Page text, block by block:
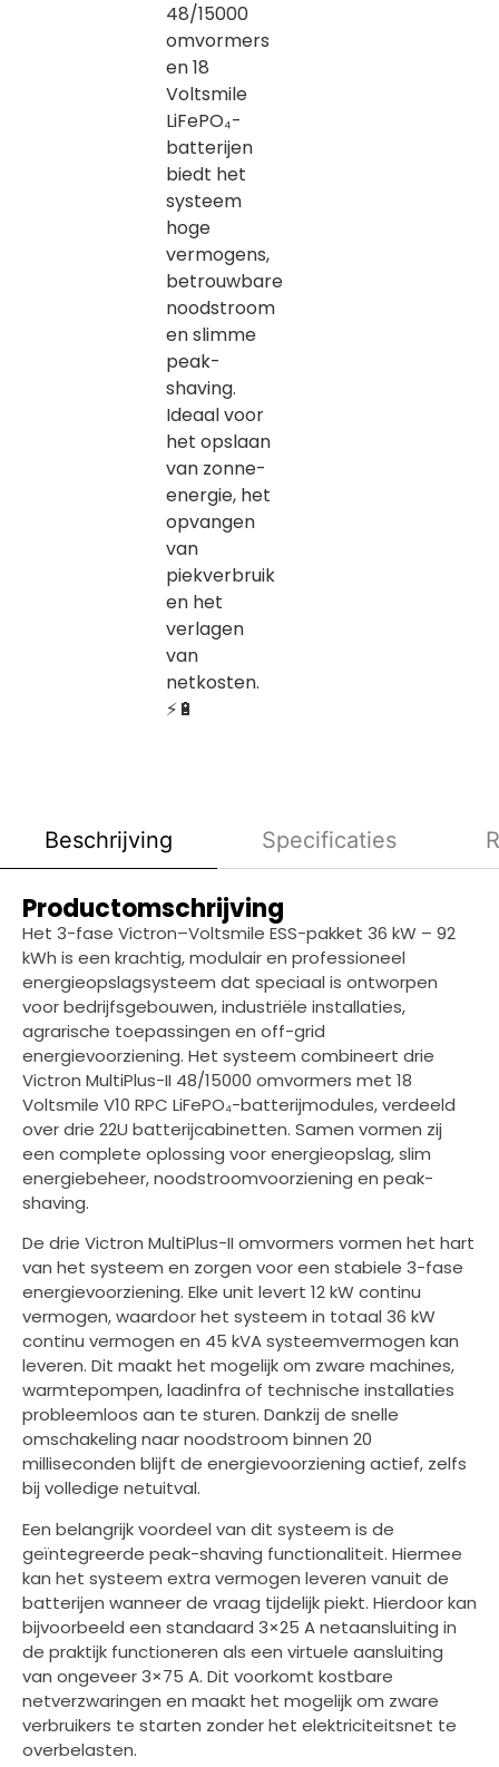
48/15000
omvormers
en 18
Voltsmile
LiFePO₄-
batterijen
biedt het
systeem
hoge
vermogens,
betrouwbare
noodstroom
en slimme
peak-
shaving.
Ideaal voor
het opslaan
van zonne-
energie, het
opvangen
van
piekverbruik
en het
verlagen
van
netkosten.
⚡🔋
Beschrijving Specificaties
Productomschrijving
Het 3-fase Victron–Voltsmile ESS-pakket 36 kW – 92
kWh is een krachtig, modulair en professioneel
energieopslagsysteem dat speciaal is ontworpen
voor bedrijfsgebouwen, industriële installaties,
agrarische toepassingen en off-grid
energievoorziening. Het systeem combineert drie
Victron MultiPlus-II 48/15000 omvormers met 18
Voltsmile V10 RPC LiFePO₄-batterijmodules, verdeeld
over drie 22U batterijcabinetten. Samen vormen zij
een complete oplossing voor energieopslag, slim
energiebeheer, noodstroomvoorziening en peak-
shaving.
De drie Victron MultiPlus-II omvormers vormen het hart
van het systeem en zorgen voor een stabiele 3-fase
energievoorziening. Elke unit levert 12 kW continu
vermogen, waardoor het systeem in totaal 36 kW
continu vermogen en 45 kVA systeemvermogen kan
leveren. Dit maakt het mogelijk om zware machines,
warmtepompen, laadinfra of technische installaties
probleemloos aan te sturen. Dankzij de snelle
omschakeling naar noodstroom binnen 20
milliseconden blijft de energievoorziening actief, zelfs
bij volledige netuitval.
Een belangrijk voordeel van dit systeem is de
geïntegreerde peak-shaving functionaliteit. Hiermee
kan het systeem extra vermogen leveren vanuit de
batterijen wanneer de vraag tijdelijk piekt. Hierdoor kan
bijvoorbeeld een standaard 3×25 A netaansluiting in
de praktijk functioneren als een virtuele aansluiting
van ongeveer 3×75 A. Dit voorkomt kostbare
netverzwaringen en maakt het mogelijk om zware
verbruikers te starten zonder het elektriciteitsnet te
overbelasten.